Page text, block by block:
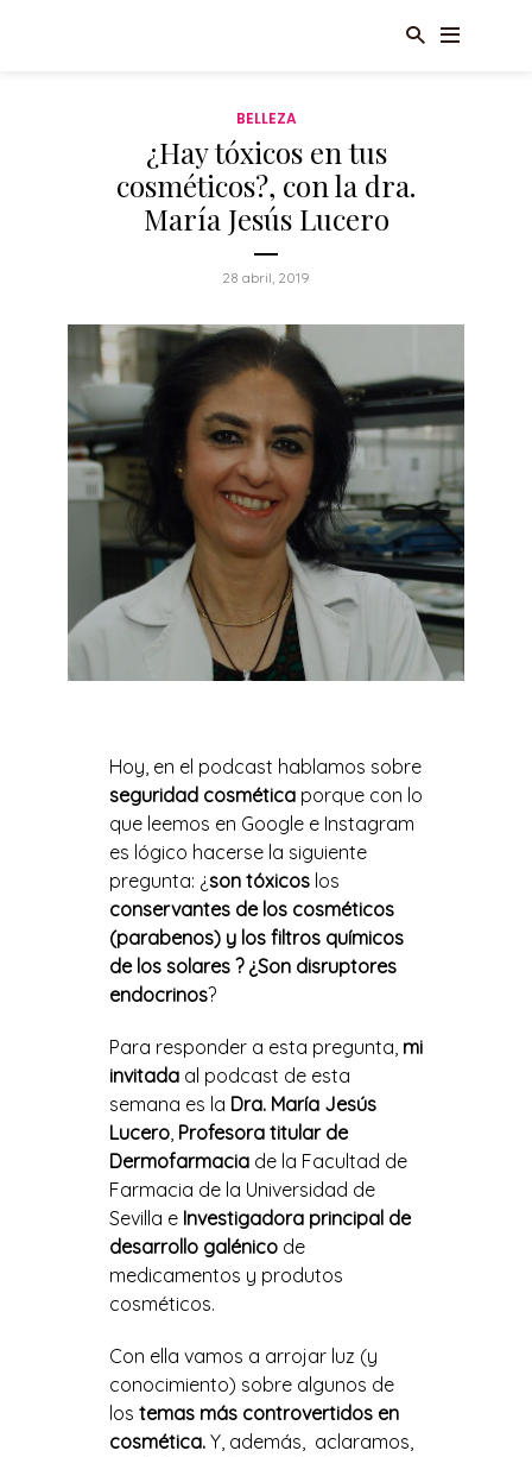
BELLEZA
¿Hay tóxicos en tus
cosméticos?, con la dra.
María Jesús Lucero
28 abril, 2019
Hoy, en el podcast hablamos sobre
seguridad cosméticaporque con lo
que leemos en Google e Instagram
es lógico hacerse la siguiente
pregunta: ¿son tóxicoslos
conservantes de los cosméticos
(parabenos) y los filtros químicos
de los solares ? ¿Son disruptores
endocrinos?
Para responder a esta pregunta, mi
invitadaal podcast de esta
semana es la Dra. María Jesús
Lucero,Profesora titular de
Dermofarmaciade la Facultad de
Farmacia de la Universidad de
Sevilla eInvestigadora principal de
desarrollo galénicode
medicamentos y produtos
cosméticos.
Con ella vamos a arrojar luz (y
conocimiento) sobre algunos de
los temas más controvertidos en
cosmética. Y, además, aclaramos,